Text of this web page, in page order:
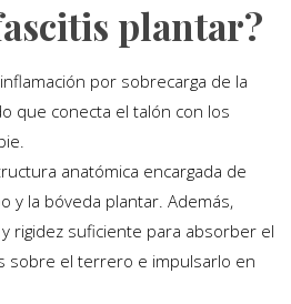
plantar?
por sobrecarga de la
que conecta el talón con los
anatómica encargada de
y la bóveda plantar. Además,
rigidez suficiente para absorber el
sobre el terrero e impulsarlo en